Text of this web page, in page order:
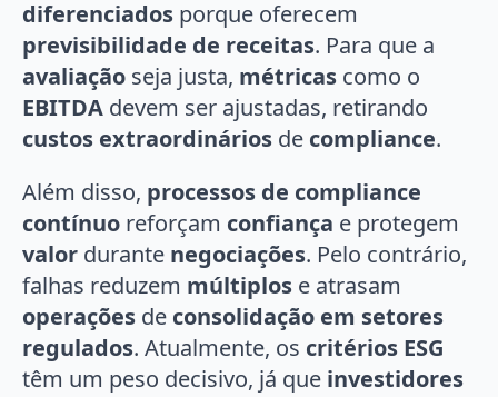
diferenciados porque oferecem
previsibilidade de receitas. Para que a
avaliação seja justa, métricas como o
EBITDA devem ser ajustadas, retirando
custos extraordinários de compliance.
Além disso, processos de compliance
contínuo reforçam confiança e protegem
valor durante negociações. Pelo contrário,
falhas reduzem múltiplos e atrasam
operações de consolidação em setores
regulados. Atualmente, os critérios ESG
têm um peso decisivo, já que investidores